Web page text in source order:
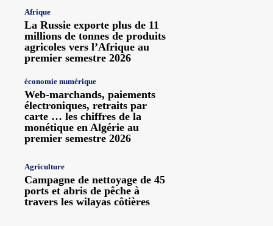
Afrique
La Russie exporte plus de 11
millions de tonnes de produits
agricoles vers l’Afrique au
premier semestre 2026
économie numérique
Web-marchands, paiements
électroniques, retraits par
carte … les chiffres de la
monétique en Algérie au
premier semestre 2026
Agriculture
Campagne de nettoyage de 45
ports et abris de pêche à
travers les wilayas côtières